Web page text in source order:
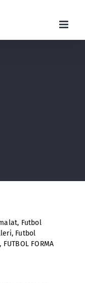
, Futbol
, Futbol
, FUTBOL FORMA